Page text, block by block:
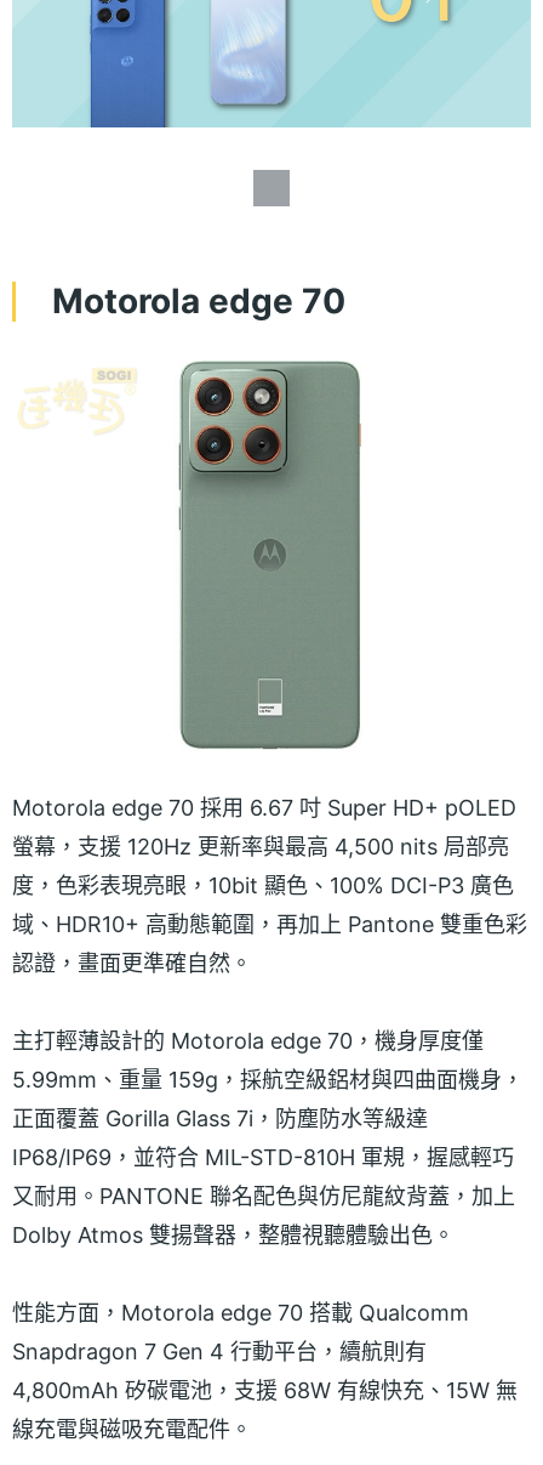
Motorola edge 70
Motorola edge 70 採用 6.67 吋 Super HD+ pOLED
螢幕，支援 120Hz 更新率與最高 4,500 nits 局部亮
度，色彩表現亮眼，10bit 顯色、100% DCI-P3 廣色
域、HDR10+ 高動態範圍，再加上 Pantone 雙重色彩
認證，畫面更準確自然。
主打輕薄設計的 Motorola edge 70，機身厚度僅
5.99mm、重量 159g，採航空級鋁材與四曲面機身，
正面覆蓋 Gorilla Glass 7i，防塵防水等級達
IP68/IP69，並符合 MIL-STD-810H 軍規，握感輕巧
又耐用。PANTONE 聯名配色與仿尼龍紋背蓋，加上
Dolby Atmos 雙揚聲器，整體視聽體驗出色。
性能方面，Motorola edge 70 搭載 Qualcomm
Snapdragon 7 Gen 4 行動平台，續航則有
4,800mAh 矽碳電池，支援 68W 有線快充、15W 無
線充電與磁吸充電配件。